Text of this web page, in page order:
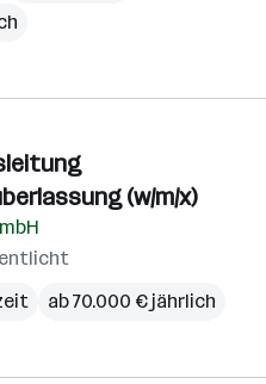
(w/m/x)
ab 70.000 € jährlich